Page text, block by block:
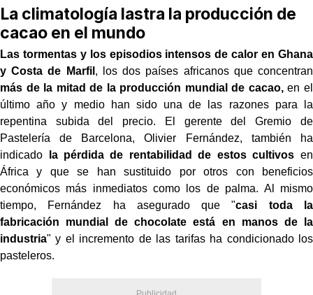
La climatología lastra la producción de
cacao en el mundo
Las tormentas y los episodios intensos de calor en Ghana
y Costa de Marfil , los dos países africanos que concentran
más de la mitad de la producción mundial de cacao,en el
último año y medio han sido una de las razones para la
repentina subida del precio. El gerente del Gremio de
Pastelería de Barcelona, Olivier Fernández, también ha
indicado
la pérdida de rentabilidad de estos cultivos en
África y que se han sustituido por otros con beneficios
económicos más inmediatos como los de palma. Al mismo
tiempo, Fernández ha asegurado que "casi toda la
fabricación mundial de chocolate está en manos de la
industria" y el incremento de las tarifas ha condicionado los
pasteleros.